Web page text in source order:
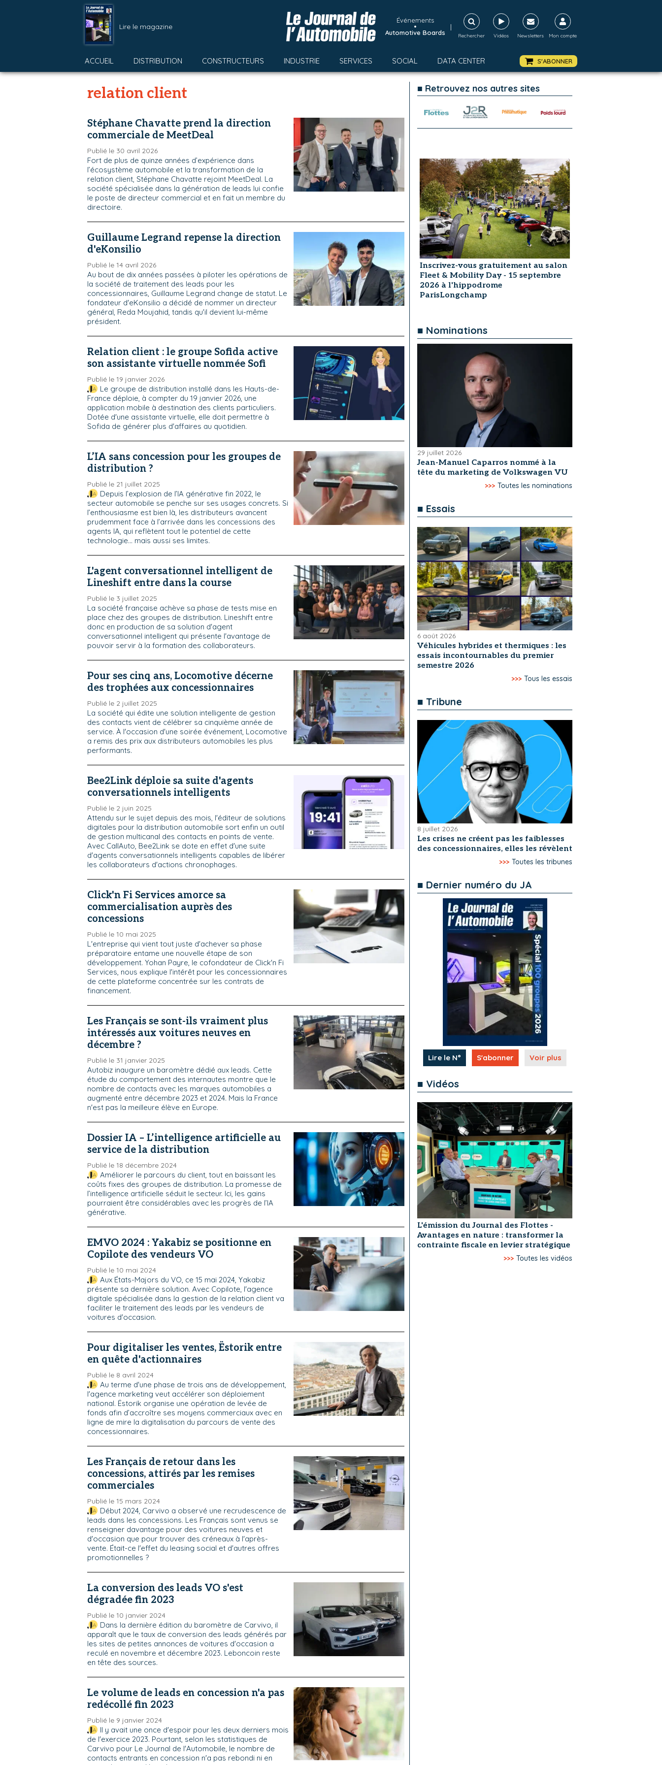
Lire le magazine
Événements
•
Automotive Boards
|
Rechercher Vidéos Newsletters Mon compte
ACCUEIL DISTRIBUTION CONSTRUCTEURS INDUSTRIE SERVICES SOCIAL DATA CENTER S'ABONNER
relation client
Stéphane Chavatte prend la direction
commerciale de MeetDeal
Publié le 30 avril 2026
Fort de plus de quinze années d’expérience dans
l’écosystème automobile et la transformation de la
relation client, Stéphane Chavatte rejoint MeetDeal. La
société spécialisée dans la génération de leads lui confie
le poste de directeur commercial et en fait un membre du
directoire.
Guillaume Legrand repense la direction
d'eKonsilio
Publié le 14 avril 2026
Au bout de dix années passées à piloter les opérations de
la société de traitement des leads pour les
concessionnaires, Guillaume Legrand change de statut. Le
fondateur d'eKonsilio a décidé de nommer un directeur
général, Reda Moujahid, tandis qu'il devient lui-même
président.
Relation client : le groupe Sofida active
son assistante virtuelle nommée Sofi
Publié le 19 janvier 2026
Le groupe de distribution installé dans les Hauts-de-
France déploie, à compter du 19 janvier 2026, une
application mobile à destination des clients particuliers.
Dotée d'une assistante virtuelle, elle doit permettre à
Sofida de générer plus d'affaires au quotidien.
L’IA sans concession pour les groupes de
distribution ?
Publié le 21 juillet 2025
Depuis l’explosion de l’IA générative fin 2022, le
secteur automobile se penche sur ses usages concrets. Si
l’enthousiasme est bien là, les distributeurs avancent
prudemment face à l’arrivée dans les concessions des
agents IA, qui reflètent tout le potentiel de cette
technologie… mais aussi ses limites.
L'agent conversationnel intelligent de
Lineshift entre dans la course
Publié le 3 juillet 2025
La société française achève sa phase de tests mise en
place chez des groupes de distribution. Lineshift entre
donc en production de sa solution d'agent
conversationnel intelligent qui présente l'avantage de
pouvoir servir à la formation des collaborateurs.
Pour ses cinq ans, Locomotive décerne
des trophées aux concessionnaires
Publié le 2 juillet 2025
La société qui édite une solution intelligente de gestion
des contacts vient de célébrer sa cinquième année de
service. À l'occasion d'une soirée événement, Locomotive
a remis des prix aux distributeurs automobiles les plus
performants.
Bee2Link déploie sa suite d'agents
conversationnels intelligents
Publié le 2 juin 2025
Attendu sur le sujet depuis des mois, l'éditeur de solutions
digitales pour la distribution automobile sort enfin un outil
de gestion multicanal des contacts en points de vente.
Avec CallAuto, Bee2Link se dote en effet d'une suite
d'agents conversationnels intelligents capables de libérer
les collaborateurs d'actions chronophages.
Click'n Fi Services amorce sa
commercialisation auprès des
concessions
Publié le 10 mai 2025
L'entreprise qui vient tout juste d'achever sa phase
préparatoire entame une nouvelle étape de son
développement. Yohan Payre, le cofondateur de Click'n Fi
Services, nous explique l'intérêt pour les concessionnaires
de cette plateforme concentrée sur les contrats de
financement.
Les Français se sont-ils vraiment plus
intéressés aux voitures neuves en
décembre ?
Publié le 31 janvier 2025
Autobiz inaugure un baromètre dédié aux leads. Cette
étude du comportement des internautes montre que le
nombre de contacts avec les marques automobiles a
augmenté entre décembre 2023 et 2024. Mais la France
n'est pas la meilleure élève en Europe.
Dossier IA – L’intelligence artificielle au
service de la distribution
Publié le 18 décembre 2024
Améliorer le parcours du client, tout en baissant les
coûts fixes des groupes de distribution. La promesse de
l’intelligence artificielle séduit le secteur. Ici, les gains
pourraient être considérables avec les progrès de l’IA
générative.
EMVO 2024 : Yakabiz se positionne en
Copilote des vendeurs VO
Publié le 10 mai 2024
Aux États-Majors du VO, ce 15 mai 2024, Yakabiz
présente sa dernière solution. Avec Copilote, l'agence
digitale spécialisée dans la gestion de la relation client va
faciliter le traitement des leads par les vendeurs de
voitures d'occasion.
Pour digitaliser les ventes, Ëstorik entre
en quête d'actionnaires
Publié le 8 avril 2024
Au terme d'une phase de trois ans de développement,
l'agence marketing veut accélérer son déploiement
national. Ëstorik organise une opération de levée de
fonds afin d’accroître ses moyens commerciaux avec en
ligne de mire la digitalisation du parcours de vente des
concessionnaires.
Les Français de retour dans les
concessions, attirés par les remises
commerciales
Publié le 15 mars 2024
Début 2024, Carvivo a observé une recrudescence de
leads dans les concessions. Les Français sont venus se
renseigner davantage pour des voitures neuves et
d'occasion que pour trouver des créneaux à l'après-
vente. Était-ce l'effet du leasing social et d'autres offres
promotionnelles ?
La conversion des leads VO s'est
dégradée fin 2023
Publié le 10 janvier 2024
Dans la dernière édition du baromètre de Carvivo, il
apparaît que le taux de conversion des leads générés par
les sites de petites annonces de voitures d'occasion a
reculé en novembre et décembre 2023. Leboncoin reste
en tête des sources.
Le volume de leads en concession n'a pas
redécollé fin 2023
Publié le 9 janvier 2024
Il y avait une once d'espoir pour les deux derniers mois
de l'exercice 2023. Pourtant, selon les statistiques de
Carvivo pour Le Journal de l'Automobile, le nombre de
contacts entrants en concession n'a pas rebondi ni en
■ Retrouvez nos autres sites
Inscrivez-vous gratuitement au salon
Fleet & Mobility Day - 15 septembre
2026 à l'hippodrome
ParisLongchamp
■ Nominations
29 juillet 2026
Jean-Manuel Caparros nommé à la
tête du marketing de Volkswagen VU
>>> Toutes les nominations
■ Essais
6 août 2026
Véhicules hybrides et thermiques : les
essais incontournables du premier
semestre 2026
>>> Tous les essais
■ Tribune
8 juillet 2026
Les crises ne créent pas les faiblesses
des concessionnaires, elles les révèlent
>>> Toutes les tribunes
■ Dernier numéro du JA
Lire le N° S'abonner Voir plus
■ Vidéos
L'émission du Journal des Flottes -
Avantages en nature : transformer la
contrainte fiscale en levier stratégique
>>> Toutes les vidéos